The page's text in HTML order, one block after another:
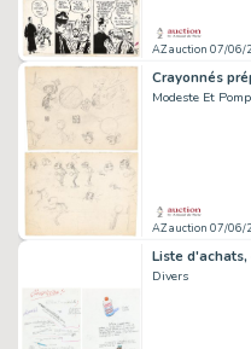
AZ auction 07/06/
Modeste Et
AZ auction 07/06/
Divers